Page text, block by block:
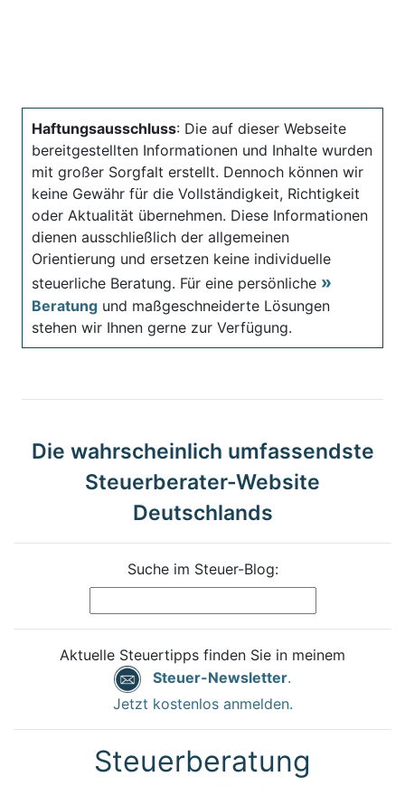
Haftungsausschluss: Die auf dieser Webseite
bereitgestellten Informationen und Inhalte wurden
mit großer Sorgfalt erstellt. Dennoch können wir
keine Gewähr für die Vollständigkeit, Richtigkeit
oder Aktualität übernehmen. Diese Informationen
dienen ausschließlich der allgemeinen
Orientierung und ersetzen keine individuelle
steuerliche Beratung. Für eine persönliche
Beratung und maßgeschneiderte Lösungen
stehen wir Ihnen gerne zur Verfügung.
Die wahrscheinlich umfassendste
Steuerberater-Website
Deutschlands
Suche im Steuer-Blog:
Aktuelle Steuertipps finden Sie in meinem
Steuer-Newsletter.
Jetzt kostenlos anmelden.
Steuerberatung